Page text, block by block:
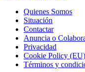
Quienes Somos
Situación
Contactar
Anuncia o
Privacidad
Cookie Policy (EU)
Términos y